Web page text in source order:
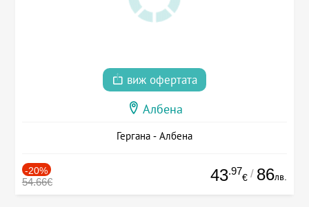
виж офертата
Албена
Гергана - Албена
-20%
54.66€ 43.97
€ / 86лв.